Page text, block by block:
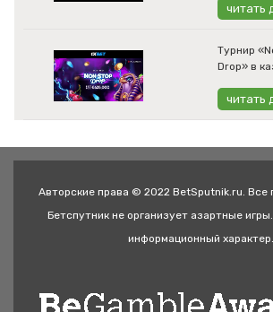
читать
Турнир
Drop» в
читать
Авторские права © 2022 BetSputnik.ru. Все
Бетспутник не организует азартные
информационный характер.